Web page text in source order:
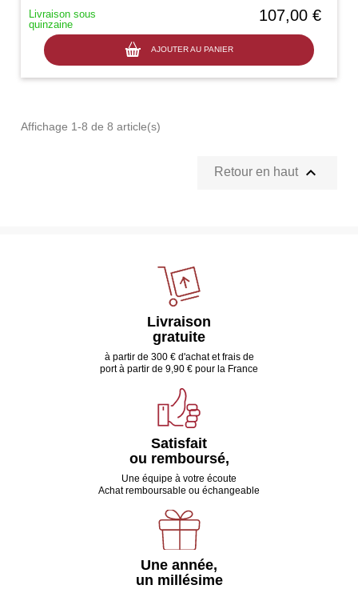
107,00 €
AJOUTER AU PANIER
Livraison sous
quinzaine
Affichage 1-8 de 8 article(s)
Retour en haut 
Livraison
gratuite
à partir de 300 € d'achat et frais de
port à partir de 9,90 € pour la France
Satisfait
ou remboursé,
Une équipe à votre écoute
Achat remboursable ou échangeable
Une année,
un millésime